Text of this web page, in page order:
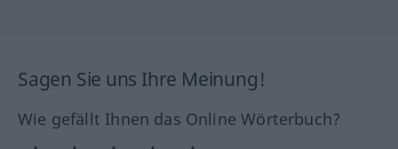
Sagen Sie uns Ihre Meinung!
Wie gefällt Ihnen das Online Wörterbuch?